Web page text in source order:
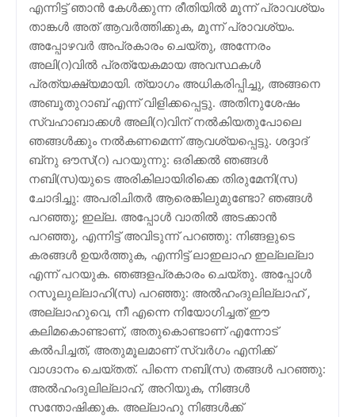
എന്നിട്ട് ഞാന്‍ കേള്‍ക്കുന്ന രീതിയില്‍ മൂന്ന് പ്രാവശ്യം
താങ്കള്‍ അത് ആവര്‍ത്തിക്കുക, മൂന്ന് പ്രാവശ്യം.
അപ്പോഴവര്‍ അപ്രകാരം ചെയ്തു, അന്നേരം
അലി(റ)വില്‍ പ്രത്യേകമായ അവസ്ഥകള്‍
പ്രത്യക്ഷ്യമായി. ത്യാഗം അധികരിപ്പിച്ചു, അങ്ങനെ
അബൂതുറാബ് എന്ന് വിളിക്കപ്പെട്ടു. അതിനുശേഷം
സ്വഹാബാക്കള്‍ അലി(റ)വിന് നല്‍കിയതുപോലെ
ഞങ്ങള്‍ക്കും നല്‍കണമെന്ന് ആവശ്യപ്പെട്ടു. ശദ്ദാദ്
ബ്‌നു ഔസ്(റ) പറയുന്നു: ഒരിക്കല്‍ ഞങ്ങള്‍
നബി(സ)യുടെ അരികിലായിരിക്കെ തിരുമേനി(സ)
ചോദിച്ചു: അപരിചിതര്‍ ആരെങ്കിലുമുണ്ടോ? ഞങ്ങള്‍
പറഞ്ഞു; ഇല്ല. അപ്പോള്‍ വാതില്‍ അടക്കാന്‍
പറഞ്ഞു, എന്നിട്ട് അവിടുന്ന് പറഞ്ഞു: നിങ്ങളുടെ
കരങ്ങള്‍ ഉയര്‍ത്തുക, എന്നിട്ട് ലാഇലാഹ ഇല്ലല്ലാ
എന്ന് പറയുക. ഞങ്ങളപ്രകാരം ചെയ്തു. അപ്പോള്‍
റസൂലുല്ലാഹി(സ) പറഞ്ഞു: അല്‍ഹംദുലില്ലാഹ് ,
അല്ലാഹുവെ, നീ എന്നെ നിയോഗിച്ചത് ഈ
കലിമകൊണ്ടാണ്, അതുകൊണ്ടാണ് എന്നോട്
കല്‍പിച്ചത്, അതുമൂലമാണ് സ്വര്‍ഗം എനിക്ക്
വാഗ്ദാനം ചെയ്തത്. പിന്നെ നബി(സ) തങ്ങള്‍ പറഞ്ഞു:
അല്‍ഹംദുലില്ലാഹ്, അറിയുക, നിങ്ങള്‍
സന്തോഷിക്കുക. അല്ലാഹു നിങ്ങള്‍ക്ക്